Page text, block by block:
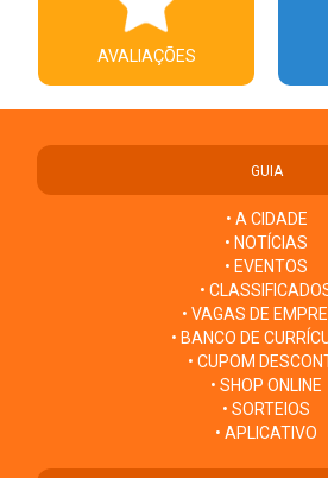
AVALIAÇÕES
GUIA
• A CIDADE
• NOTÍCIAS
• EVENTOS
•
• VAGAS DE
• BANCO DE
• CUPOM
• SHOP ONLINE
• SORTEIOS
• APLICATIVO